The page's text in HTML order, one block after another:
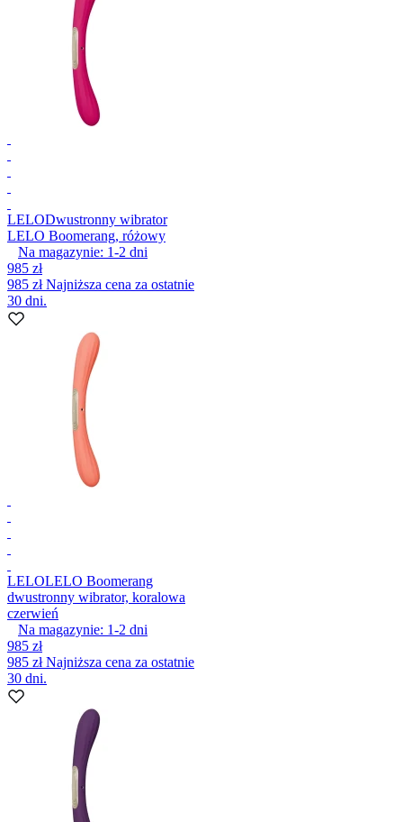
LELODwustronny wibrator
LELO Boomerang, różowy
Na magazynie: 1-2 dni
985 zł
985 złNajniższa cena za ostatnie
30 dni.
LELOLELO Boomerang
dwustronny wibrator, koralowa
czerwień
Na magazynie: 1-2 dni
985 zł
985 złNajniższa cena za ostatnie
30 dni.